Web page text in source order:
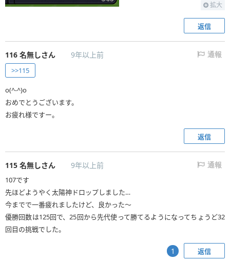
拡大
返信
116 名無しさん 9年以上前 通報
>>115
o(^-^)o
おめでとうございます。
お疲れ様ですー。
返信
115 名無しさん 9年以上前 通報
107です
先ほどようやく太陽神ドロップしました…
今までで一番疲れましたけど、良かった～
優勝回数は125回で、25回から先代使って勝てるようになってちょうど32
回目の挑戦でした。
返信
1